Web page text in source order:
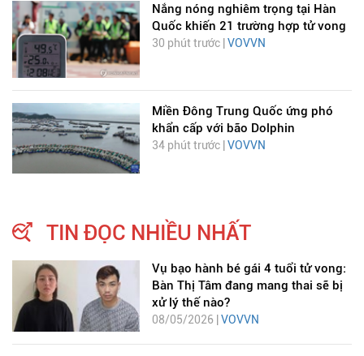
Nắng nóng nghiêm trọng tại Hàn
Quốc khiến 21 trường hợp tử vong
30 phút trước |VOVVN
Miền Đông Trung Quốc ứng phó
khẩn cấp với bão Dolphin
34 phút trước |VOVVN
TIN ĐỌC NHIỀU NHẤT
Vụ bạo hành bé gái 4 tuổi tử vong:
Bàn Thị Tâm đang mang thai sẽ bị
xử lý thế nào?
08/05/2026 | VOVVN